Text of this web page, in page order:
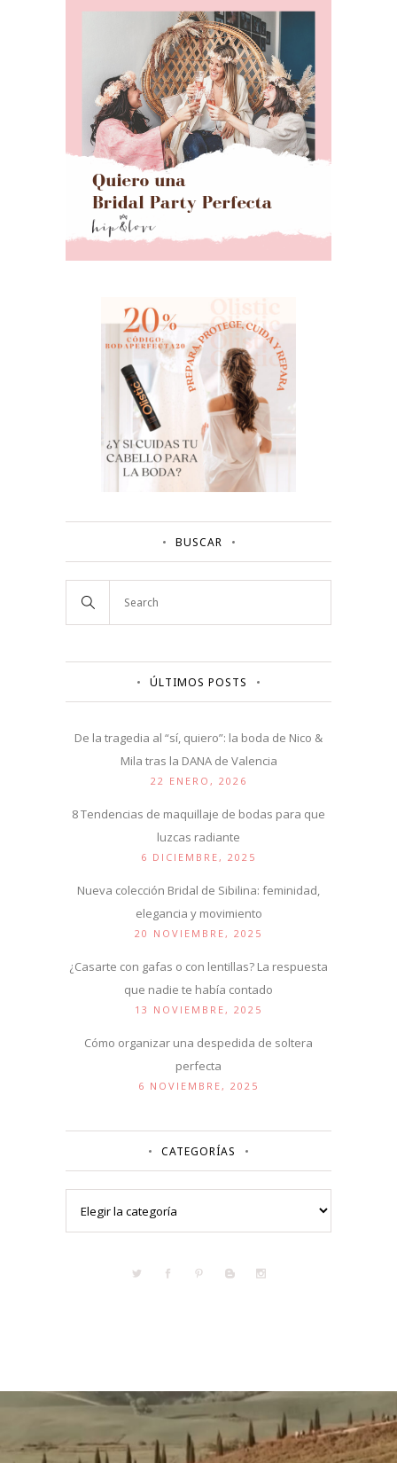
BUSCAR
ÚLTIMOS POSTS
De la tragedia al “sí, quiero”: la boda de Nico &
Mila tras la DANA de Valencia
22 ENERO, 2026
8 Tendencias de maquillaje de bodas para que
luzcas radiante
6 DICIEMBRE, 2025
Nueva colección Bridal de Sibilina: feminidad,
elegancia y movimiento
20 NOVIEMBRE, 2025
¿Casarte con gafas o con lentillas? La respuesta
que nadie te había contado
13 NOVIEMBRE, 2025
Cómo organizar una despedida de soltera
perfecta
6 NOVIEMBRE, 2025
CATEGORÍAS